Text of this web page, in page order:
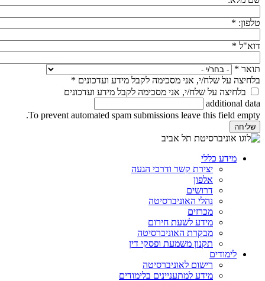
טלפון: *
דוא"ל *
תואר *
בלחיצה על שלח/י, אני מסכימה לקבל מידע ועדכונים *
בלחיצה על שלח/י, אני מסכימה לקבל מידע ועדכונים
additional data
To prevent automated spam submissions leave this field empty.
מידע כללי
יצירת קשר ודרכי הגעה
אלפון
דרושים
נהלי האוניברסיטה
מכרזים
מידע לשעת חירום
מבקרת האוניברסיטה
תקנון משמעת ופסקי דין
לימודים
רישום לאוניברסיטה
מידע למתעניינים בלימודים